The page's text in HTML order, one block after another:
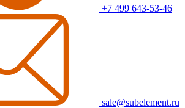
+7 499 643-53-46
sale@subelement.ru